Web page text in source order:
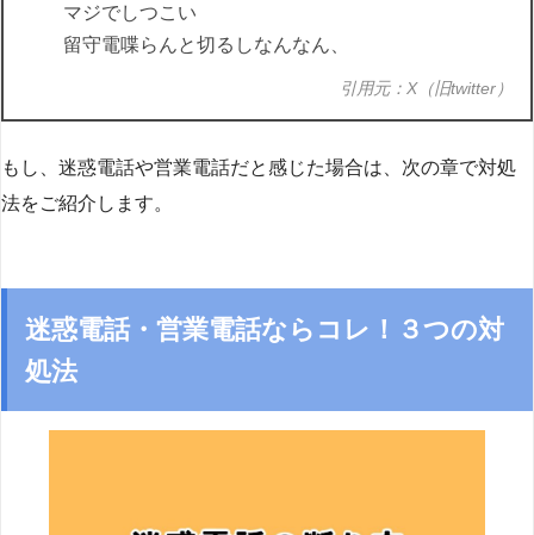
マジでしつこい
留守電喋らんと切るしなんなん、
引用元：X（旧twitter）
もし、迷惑電話や営業電話だと感じた場合は、次の章で対処
法をご紹介します。
迷惑電話・営業電話ならコレ！３つの対
処法